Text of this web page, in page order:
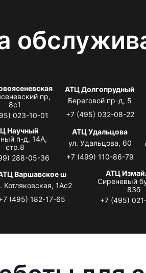
пр,
8с1
023-10-01
АТЦ Долгопрудный
Береговой пр-д, 5
+7 (495) 032-08-22
Научный
п-д, 14А,
стр.8
288-05-36
АТЦ Удальцова
ул. Удальцова, 60
+7 (499) 110-86-79
Варшавское ш
Котляковская, 1Ас2
(495) 182-17-65
АТЦ
Сиреневый
83б
+7 (495)